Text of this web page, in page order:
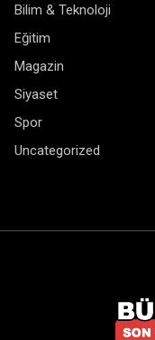
Bilim & Teknoloji
Eğitim
Magazin
Siyaset
Spor
Uncategorized